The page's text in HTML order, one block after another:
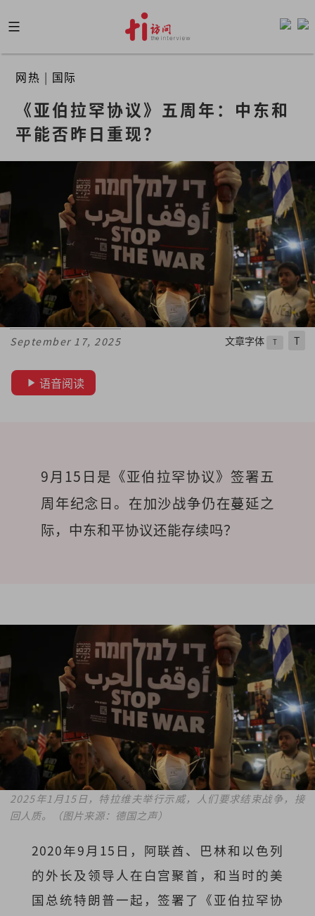
to
content
网热 | 国际
《亚伯拉罕协议》五周年：中东和
平能否昨日重现？
September 17, 2025 文章字体 T T
语音阅读
9月15日是《亚伯拉罕协议》签署五
周年纪念日。在加沙战争仍在蔓延之
际，中东和平协议还能存续吗？
2025年1月15日，特拉维夫举行示威，人们要求结束战争，接
回人质。（图片来源：德国之声）
2020年9月15日，阿联酋、巴林和以色列
的外长及领导人在白宫聚首，和当时的美
国总统特朗普一起，签署了《亚伯拉罕协